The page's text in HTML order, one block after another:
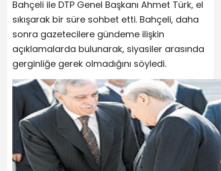
Bahçeli ile DTP Genel Başkanı Ahmet Türk, el
sıkışarak bir süre sohbet etti. Bahçeli, daha
sonra gazetecilere gündeme ilişkin
açıklamalarda bulunarak, siyasiler arasında
gerginliğe gerek olmadığını söyledi.